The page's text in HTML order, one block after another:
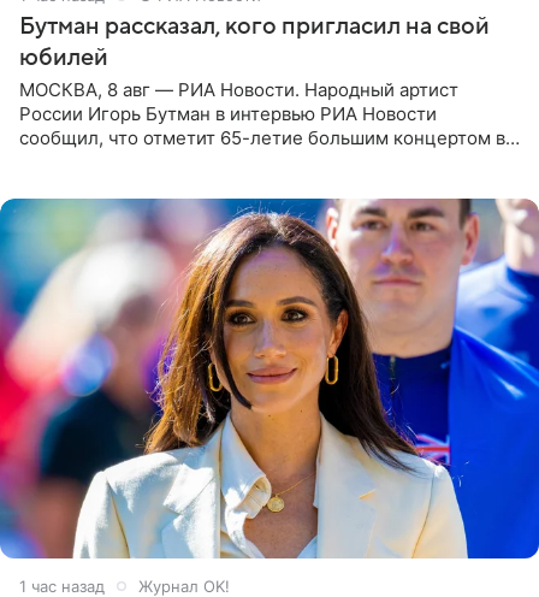
Бутман рассказал, кого пригласил на свой
юбилей
МОСКВА, 8 авг — РИА Новости. Народный артист
России Игорь Бутман в интервью РИА Новости
сообщил, что отметит 65-летие большим концертом в
1 час назад Журнал OK!